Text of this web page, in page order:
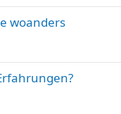
woanders